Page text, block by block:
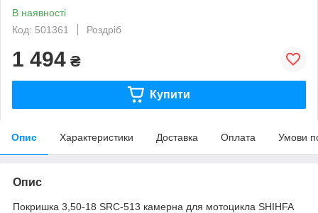
В наявності
Код: 501361
Роздріб
1 494 ₴
Купити
Опис Характеристики Доставка Оплата Умови
Опис
Покришка 3,50-18 SRC-513 камерна для мотоцикла SHIHFA